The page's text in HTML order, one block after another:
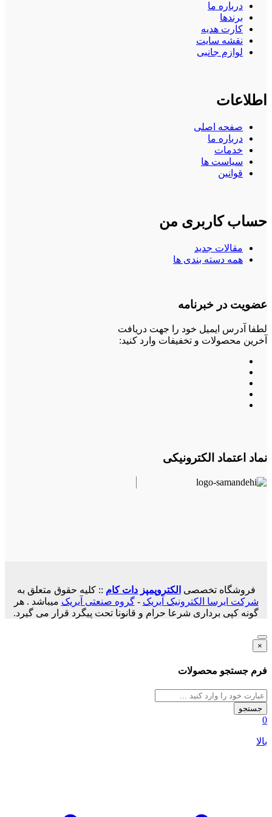
درباره ما
برندها
کارت هدیه
نقشه سایت
لوازم جانبی
اطلاعات
صفحه اصلی
درباره ما
خدمات
سیاست ها
قوانین
حساب کاربری من
مقالات جدید
همه دسته بندی ها
عضویت در خبرنامه
لطفا آدرس ایمیل خود را جهت دریافت
آخرین محصولات و تخفیفات وارد کنید:
نماد اعتماد الکترونیکی
فروشگاه تخصصی الکتروپمپز دات کام :: کلیه حقوق متعلق به
شرکت ایرسا الکترونیک آیریک -گروه صنعتی آیریک میباشد . هر
گونه کپی برداری شرعا حرام و قانونا تحت پیگرد قرار می گیرد.
×
فرم جستجو محصولات
جستجو
0
بالا